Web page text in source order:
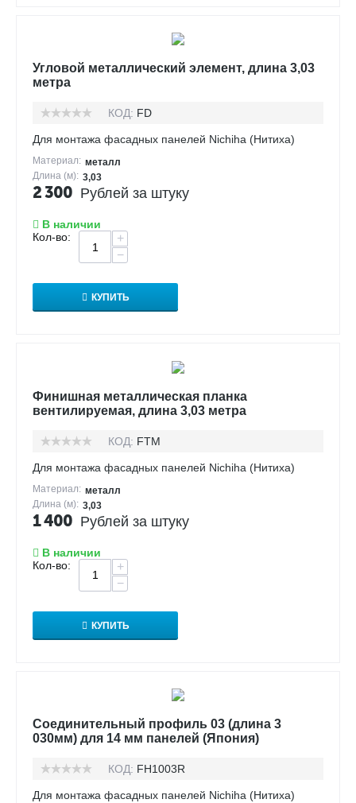
Угловой металлический элемент, длина 3,03
метра
КОД: FD
Для монтажа фасадных панелей Nichiha (Нитиха)
Материал: металл
Длина (м): 3,03
2 300 Рублей за штуку
В наличии
Кол-во:
+
−
КУПИТЬ
Финишная металлическая планка
вентилируемая, длина 3,03 метра
КОД: FTM
Для монтажа фасадных панелей Nichiha (Нитиха)
Материал: металл
Длина (м): 3,03
1 400 Рублей за штуку
В наличии
Кол-во:
+
−
КУПИТЬ
Соединительный профиль 03 (длина 3
030мм) для 14 мм панелей (Япония)
КОД: FH1003R
Для монтажа фасадных панелей Nichiha (Нитиха)